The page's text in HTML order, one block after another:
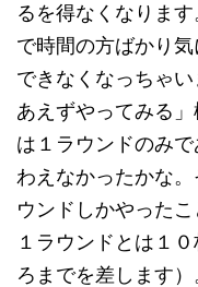
るを得なくなりま
で時間の方ばかり
できなくなっちゃ
あえずやってみる
は１ラウンドのみ
わえなかったかな
ウンドしかやった
１ラウンドとは１
ろまでを差します